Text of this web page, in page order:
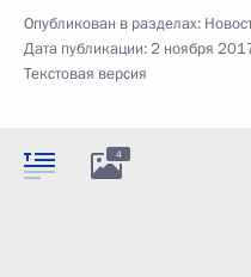
Опубликован в разделах:
Дата публикации:2 ноября
Текстовая версия
4